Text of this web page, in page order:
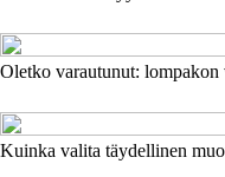
Oletko varautunut:
Kuinka valita täydellinen